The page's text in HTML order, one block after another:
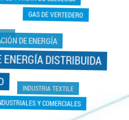
GAS DE VERTEDERO
DE ENERGÍA
ENERGÍA DISTRIBUIDA
INDUSTRIA TEXTILE
Y COMERCIALES